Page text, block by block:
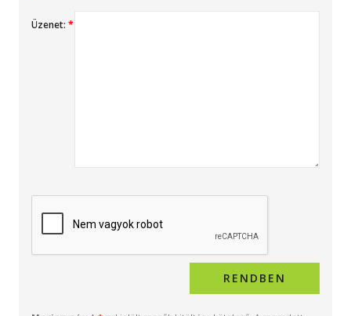
Üzenet: *